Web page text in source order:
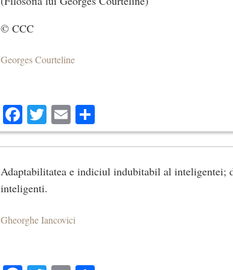
© CCC
Georges Courteline
Facebook
Twitter
Email
Adaptabilitatea e indiciul indubitabil al
inteligenti.
Gheorghe Iancovici